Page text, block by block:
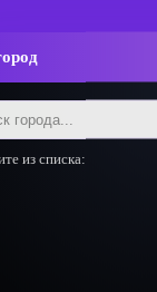
из списка: